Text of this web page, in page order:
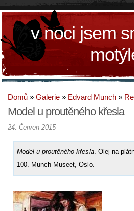
v noci jsem
Domů » Galerie » Edvard Munch »
Model u proutěného křesla
24. Červen 2015
Model u proutěného křesla . Olej na
100. Munch-Museet, Oslo.